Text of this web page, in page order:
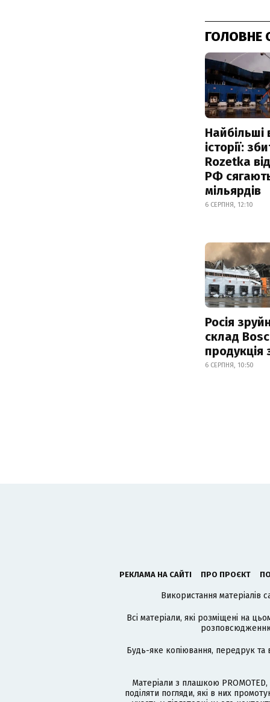
ГОЛОВНЕ
Найбільші
історії:
Rozetka
РФ
мільярдів
6 СЕРПНЯ, 12:10
Росія
склад
6 СЕРПНЯ, 10:50
РЕКЛАМА НА САЙТІ ПРО ПРОЄКТ
Використання матеріалів
Всі матеріали, які розміщені на
розповсюдженню
Будь-яке копіювання, передрук та
Матеріали з плашкою
поділяти погляди, які в них